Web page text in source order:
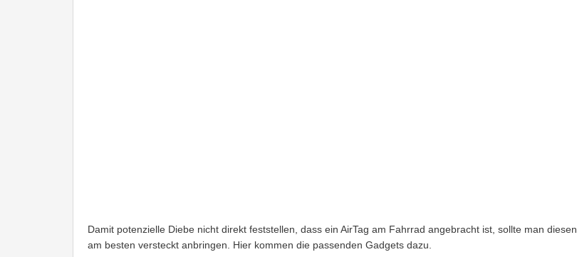
Damit potenzielle Diebe nicht direkt feststellen, dass ein AirTag am Fahrrad angebracht ist, sollte man diesen
am besten versteckt anbringen. Hier kommen die passenden Gadgets dazu.